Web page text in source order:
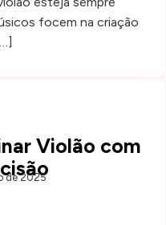
focem na criação
Violão com
de 2025